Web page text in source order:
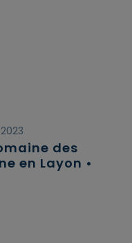
des
en Layon •